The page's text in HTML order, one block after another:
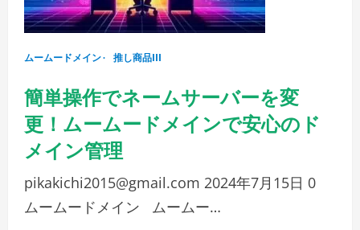
手
に
—
ー
ド
メ
ン
で
は、
そ
な
あ
な
た
ムームードメイン 推し商品III
簡単操作でネームサーバーを変
更！ムームードメインで安心のド
メイン管理
pikakichi2015@gmail.com 2024年7月15日 0
ムームードメイン ムームー…